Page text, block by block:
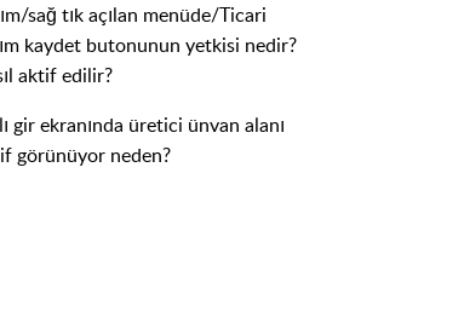
sağ tık açılan menüde/Ticari
kaydet butonunun yetkisi nedir?
aktif edilir?
gir ekranında üretici ünvan alanı
görünüyor neden?